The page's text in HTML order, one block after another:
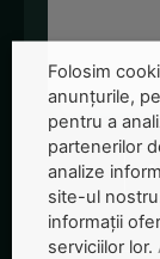
Folosim
anunțurile,
pentru a
partenerilor
analize
site-ul
informații
serviciilor lor.